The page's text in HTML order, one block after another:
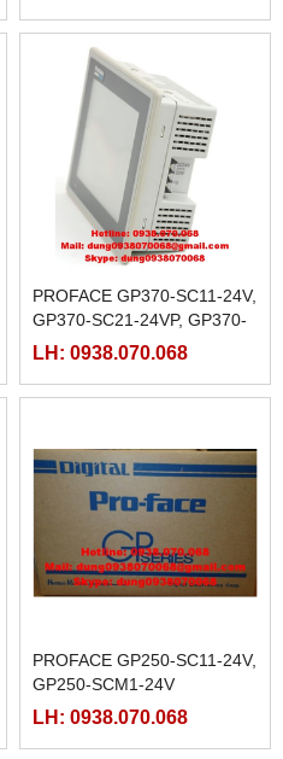
PROFACE GP370-SC11-24V,
GP370-SC21-24VP, GP370-
SC31-24VP, GP370-SC41-
LH: 0938.070.068
PROFACE GP250-SC11-24V,
GP250-SCM1-24V
LH: 0938.070.068